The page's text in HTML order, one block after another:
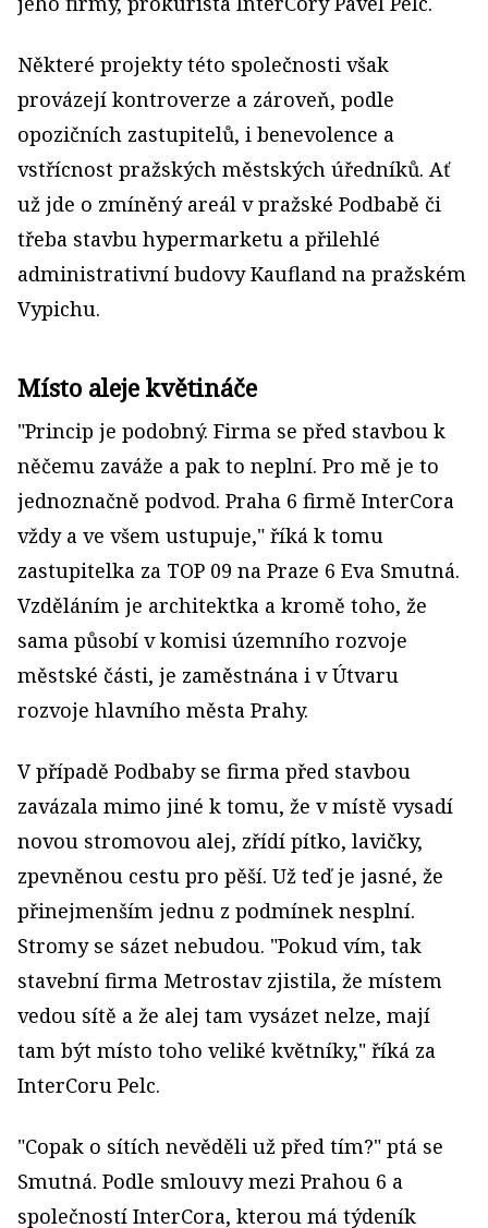
Některé projekty této společnosti však
provázejí kontroverze a zároveň, podle
opozičních zastupitelů, i benevolence a
vstřícnost pražských městských úředníků. Ať
už jde o zmíněný areál v pražské Podbabě či
třeba stavbu hypermarketu a přilehlé
administrativní budovy Kaufland na pražském
Vypichu.
Místo aleje květináče
"Princip je podobný. Firma se před stavbou k
něčemu zaváže a pak to neplní. Pro mě je to
jednoznačně podvod. Praha 6 firmě InterCora
vždy a ve všem ustupuje," říká k tomu
zastupitelka za TOP 09 na Praze 6 Eva Smutná.
Vzděláním je architektka a kromě toho, že
sama působí v komisi územního rozvoje
městské části, je zaměstnána i v Útvaru
rozvoje hlavního města Prahy.
V případě Podbaby se firma před stavbou
zavázala mimo jiné k tomu, že v místě vysadí
novou stromovou alej, zřídí pítko, lavičky,
zpevněnou cestu pro pěší. Už teď je jasné, že
přinejmenším jednu z podmínek nesplní.
Stromy se sázet nebudou. "Pokud vím, tak
stavební firma Metrostav zjistila, že místem
vedou sítě a že alej tam vysázet nelze, mají
tam být místo toho veliké květníky," říká za
InterCoru Pelc.
"Copak o sítích nevěděli už před tím?" ptá se
Smutná. Podle smlouvy mezi Prahou 6 a
společností InterCora, kterou má týdeník